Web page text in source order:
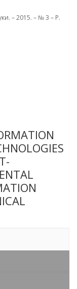
– 2015. – № 3 – P.